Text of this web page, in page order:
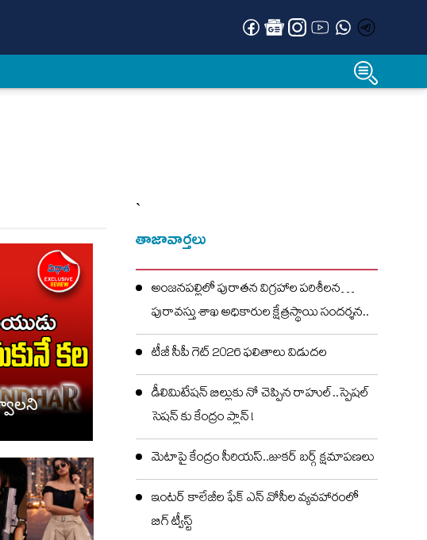
`
తాజావార్తలు
అంజనపల్లిలో పురాతన విగ్రహాల పరిశీలన…
పురావస్తు శాఖ అధికారుల క్షేత్రస్థాయి సందర్శన..
టీజీ సీపీ గెట్ 2026 ఫలితాలు విడుదల
డీలిమిటేషన్ బిల్లుకు నో చెప్పిన రాహుల్..స్పెషల్
సెషన్ కు కేంద్రం ప్లాన్ !
మెటాపై కేంద్రం సీరియస్..జుకర్ బర్గ్ క్షమాపణలు
ఇంటర్ కాలేజీల ఫేక్ ఎన్ వోసీల వ్యవహారంలో
బిగ్ ట్వీస్ట్